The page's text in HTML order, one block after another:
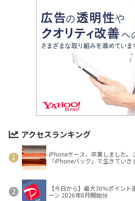
アクセスランキング
iPhoneケース、卒業しました。
「iPhoneバック」で生きていき
【今日から】最大30％ポイン
ーン 2026年8月開始分